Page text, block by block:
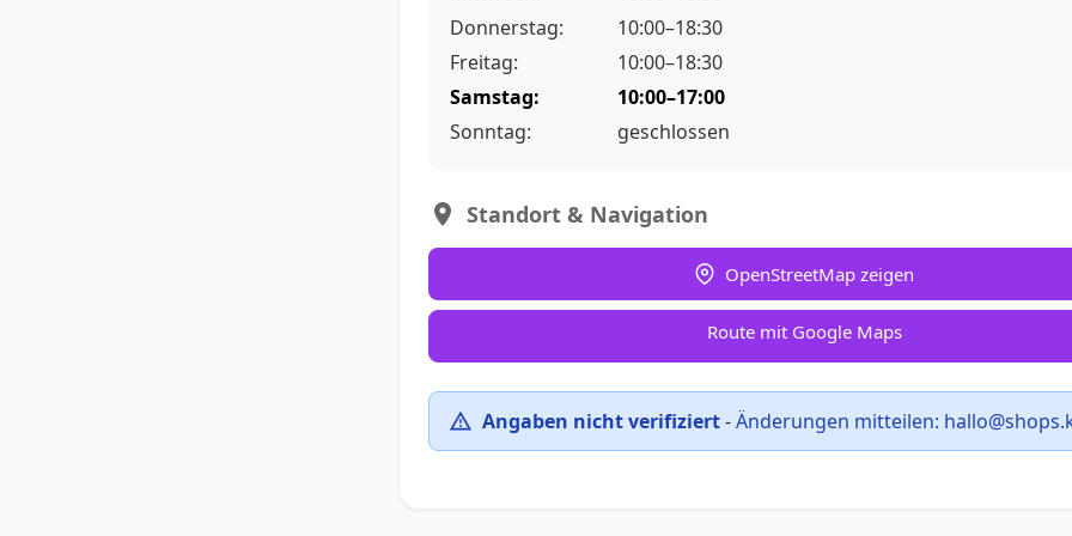
Donnerstag:
10:00–18:30
Freitag:
10:00–18:30
Samstag:
10:00–17:00
Sonntag:
geschlossen
Standort & Navigation
OpenStreetMap zeigen
Route mit Google Maps
Angaben nicht verifiziert-Änderungen mitteilen: